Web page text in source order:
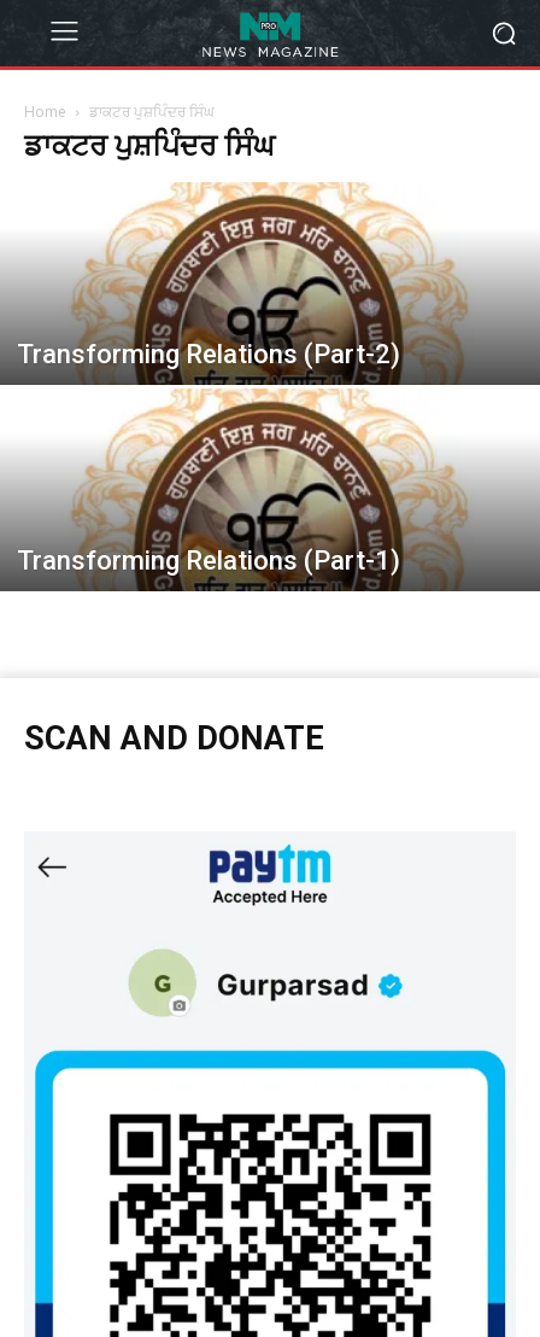
Home ਡਾਕਟਰ ਪੁਸ਼ਪਿੰਦਰ ਸਿੰਘ
ਡਾਕਟਰ ਪੁਸ਼ਪਿੰਦਰ ਸਿੰਘ
Transforming Relations (Part-2)
Transforming Relations (Part-1)
SCAN AND DONATE